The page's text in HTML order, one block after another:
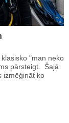
"man neko
pārsteigt. Šajā
izmēģināt ko